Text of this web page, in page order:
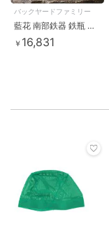
バックヤードファミリー
藍花 南部鉄器 鉄瓶 鉄急須
￥ 16,831